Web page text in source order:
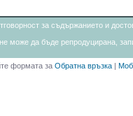
за съдържанието и
може да бъде репродуцирана,
формата за Обратна връзка |